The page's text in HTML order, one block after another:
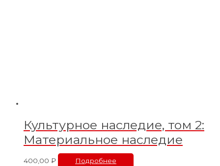
Культурное наследие, том 2:
Материальное наследие
400,00 ₽ Подробнее